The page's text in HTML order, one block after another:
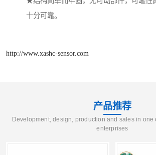
十分可靠。
http://www.xashc-sensor.com
产品推荐
Development, design, production and sales in one
enterprises